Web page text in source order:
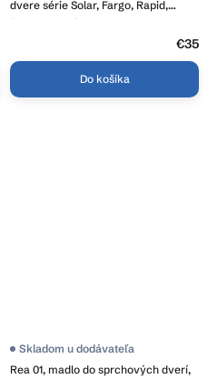
dvere série Solar, Fargo, Rapid,
čierna matná, REA-K6351
je
4,5
€35
Do košíka
Rea 01, madlo do sprchových dverí,
Skladom u dodávateľa